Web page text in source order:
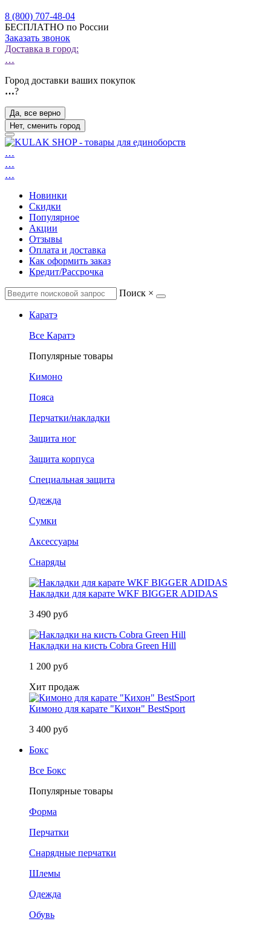
8 (800) 707-48-04
БЕСПЛАТНО по России
Заказать звонок
Доставка в город:
…
Город доставки ваших покупок
…?
Да, все верно
Нет, сменить город
…
…
…
Новинки
Скидки
Популярное
Акции
Отзывы
Оплата и доставка
Как оформить заказ
Кредит/Рассрочка
Поиск ×
Каратэ
Все Каратэ
Популярные товары
Кимоно
Пояса
Перчатки/накладки
Защита ног
Защита корпуса
Специальная защита
Одежда
Сумки
Аксессуары
Снаряды
Накладки для карате WKF BIGGER ADIDAS
3 490 руб
Накладки на кисть Cobra Green Hill
1 200 руб
Хит продаж
Кимоно для карате "Кихон" BestSport
3 400 руб
Бокс
Все Бокс
Популярные товары
Форма
Перчатки
Снарядные перчатки
Шлемы
Одежда
Обувь